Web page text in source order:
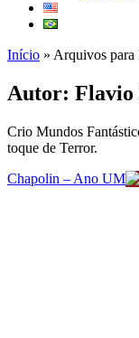
Início » Arquivos
Autor: Flavio
Crio Mundos
toque de Terror.
Chapolin – Ano UM